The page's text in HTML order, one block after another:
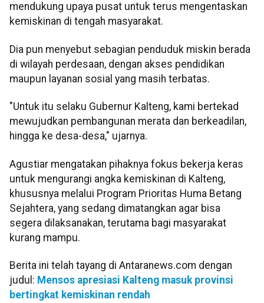
mendukung upaya pusat untuk terus mengentaskan
kemiskinan di tengah masyarakat.
Dia pun menyebut sebagian penduduk miskin berada
di wilayah perdesaan, dengan akses pendidikan
maupun layanan sosial yang masih terbatas.
"Untuk itu selaku Gubernur Kalteng, kami bertekad
mewujudkan pembangunan merata dan berkeadilan,
hingga ke desa-desa," ujarnya.
Agustiar mengatakan pihaknya fokus bekerja keras
untuk mengurangi angka kemiskinan di Kalteng,
khususnya melalui Program Prioritas Huma Betang
Sejahtera, yang sedang dimatangkan agar bisa
segera dilaksanakan, terutama bagi masyarakat
kurang mampu.
Berita ini telah tayang di Antaranews.com dengan
judul: Mensos apresiasi Kalteng masuk provinsi
bertingkat kemiskinan rendah